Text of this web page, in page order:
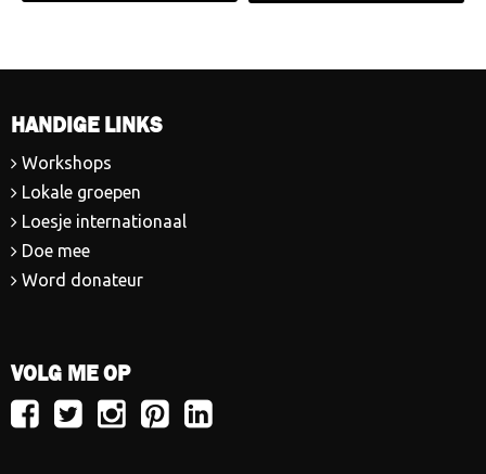
HANDIGE LINKS
Workshops
Lokale groepen
Loesje internationaal
Doe mee
Word donateur
VOLG ME OP
VolgVolgVolgVolgVolg